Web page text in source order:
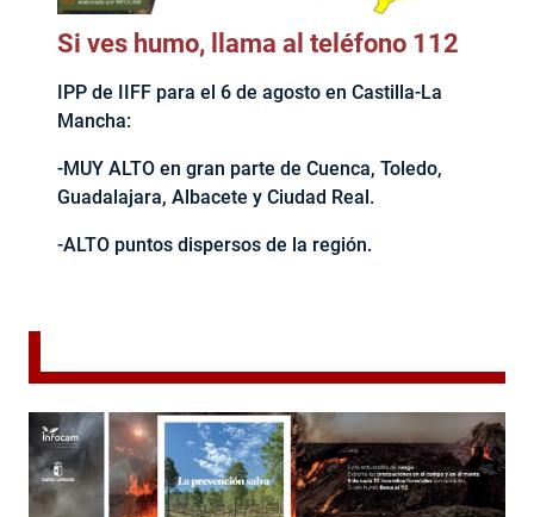
Si ves humo, llama al teléfono 112
IPP de IIFF para el 6 de agosto en Castilla-La
Mancha:
-MUY ALTO en gran parte de Cuenca, Toledo,
Guadalajara, Albacete y Ciudad Real.
-ALTO puntos dispersos de la región.